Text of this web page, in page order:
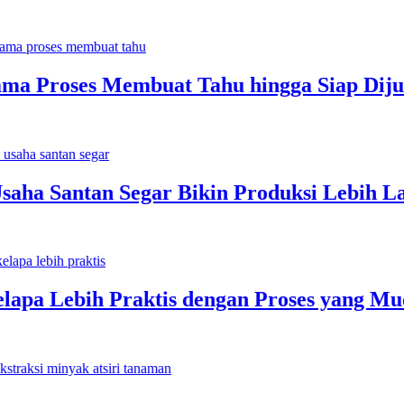
Proses Membuat Tahu hingga Siap Dijual
Santan Segar Bikin Produksi Lebih
Lebih Praktis dengan Proses yang